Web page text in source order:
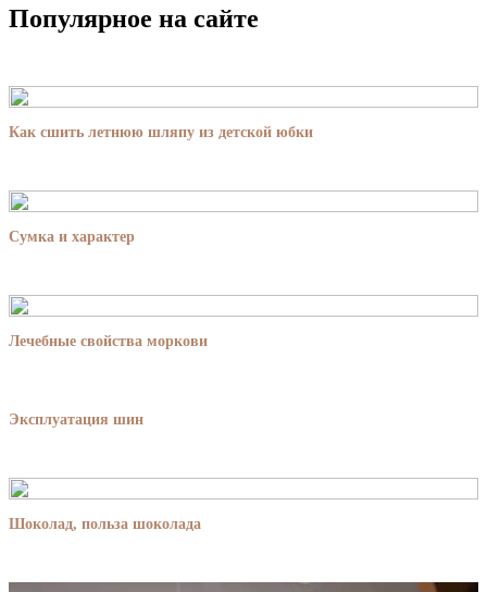
Популярное на сайте
Как сшить летнюю шляпу из детской юбки
Сумка и характер
Лечебные свойства моркови
Эксплуатация шин
Шоколад, польза шоколада